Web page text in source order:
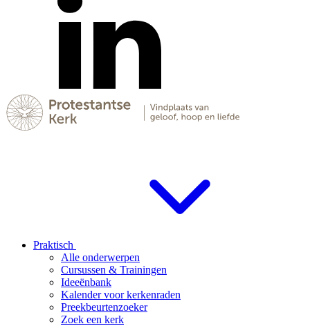
Praktisch
Alle onderwerpen
Cursussen & Trainingen
Ideeënbank
Kalender voor kerkenraden
Preekbeurtenzoeker
Zoek een kerk